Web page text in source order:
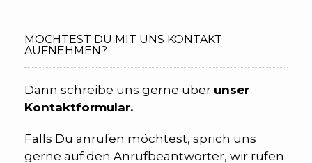
MÖCHTEST DU MIT UNS KONTAKT
AUFNEHMEN?
Dann schreibe uns gerne über unser
Kontaktformular.
Falls Du anrufen möchtest, sprich uns
gerne auf den Anrufbeantworter, wir rufen